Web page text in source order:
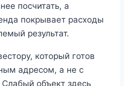
посчитать, а
покрывает расходы
результат.
который готов
адресом, а не с
объект здесь